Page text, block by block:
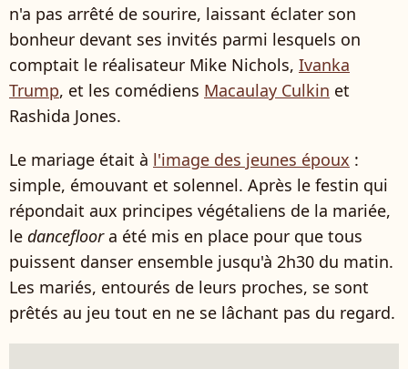
n'a pas arrêté de sourire, laissant éclater son
bonheur devant ses invités parmi lesquels on
comptait le réalisateur Mike Nichols, Ivanka
Trump, et les comédiens Macaulay Culkin et
Rashida Jones.
Le mariage était à l'image des jeunes époux :
simple, émouvant et solennel. Après le festin qui
répondait aux principes végétaliens de la mariée,
le dancefloora été mis en place pour que tous
puissent danser ensemble jusqu'à 2h30 du matin.
Les mariés, entourés de leurs proches, se sont
prêtés au jeu tout en ne se lâchant pas du regard.